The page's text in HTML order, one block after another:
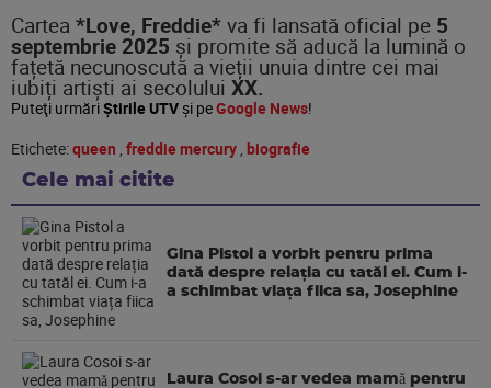
Cartea *Love, Freddie* va fi lansată oficial pe 5
septembrie 2025 și promite să aducă la lumină o
fațetă necunoscută a vieții unuia dintre cei mai
iubiți artiști ai secolului XX.
Puteţi urmăriȘtirile UTVşi peGoogle News!
Etichete:queen , freddie mercury , biografie
Cele mai citite
Gina Pistol a vorbit pentru prima
dată despre relația cu tatăl ei. Cum i-
a schimbat viața fiica sa, Josephine
Laura Cosoi s-ar vedea mamǎ pentru